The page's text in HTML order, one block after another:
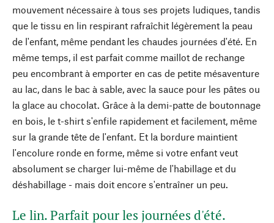
mouvement nécessaire à tous ses projets ludiques, tandis
que le tissu en lin respirant rafraîchit légèrement la peau
de l'enfant, même pendant les chaudes journées d'été. En
même temps, il est parfait comme maillot de rechange
peu encombrant à emporter en cas de petite mésaventure
au lac, dans le bac à sable, avec la sauce pour les pâtes ou
la glace au chocolat. Grâce à la demi-patte de boutonnage
en bois, le t-shirt s'enfile rapidement et facilement, même
sur la grande tête de l'enfant. Et la bordure maintient
l'encolure ronde en forme, même si votre enfant veut
absolument se charger lui-même de l'habillage et du
déshabillage - mais doit encore s'entraîner un peu.
Le lin. Parfait pour les journées d'été.